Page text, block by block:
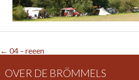
← 04 – reeen
OVER DE BRÖMMELS